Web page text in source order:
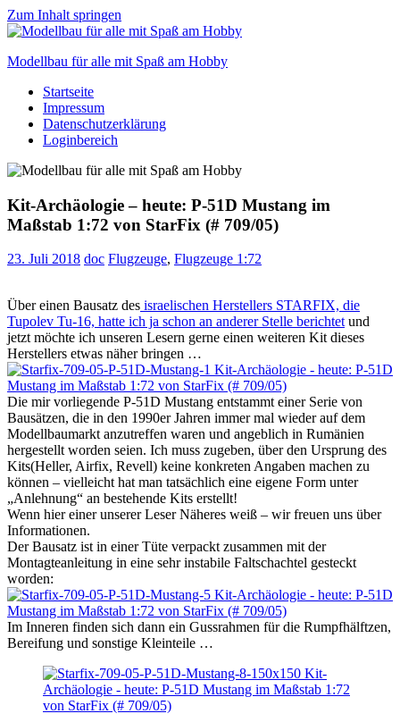
Zum Inhalt springen
Modellbau für alle mit Spaß am Hobby
Scale
modelling
to
Startseite
Impressum
Datenschutzerklärung
Loginbereich
Kit-Archäologie – heute: P-51D Mustang im
Maßstab 1:72 von StarFix (# 709/05)
23. Juli 2018 doc Flugzeuge, Flugzeuge 1:72
Über einen Bausatz des israelischen Herstellers STARFIX, die
Tupolev Tu-16, hatte ich ja schon an anderer Stelle berichtetund
jetzt möchte ich unseren Lesern gerne einen weiteren Kit dieses
Herstellers etwas näher bringen …
Die mir vorliegende P-51D Mustang entstammt einer Serie von
Bausätzen, die in den 1990er Jahren immer mal wieder auf dem
Modellbaumarkt anzutreffen waren und angeblich in Rumänien
hergestellt worden seien. Ich muss zugeben, über den Ursprung des
Kits(Heller, Airfix, Revell) keine konkreten Angaben machen zu
können – vielleicht hat man tatsächlich eine eigene Form unter
„Anlehnung“ an bestehende Kits erstellt!
Wenn hier einer unserer Leser Näheres weiß – wir freuen uns über
Informationen.
Der Bausatz ist in einer Tüte verpackt zusammen mit der
Montagteanleitung in eine sehr instabile Faltschachtel gesteckt
worden:
Im Inneren finden sich dann ein Gussrahmen für die Rumpfhälftzen,
Bereifung und sonstige Kleinteile …